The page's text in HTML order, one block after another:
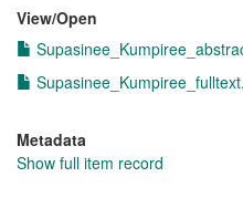
View/Open
Metadata
Show full item record